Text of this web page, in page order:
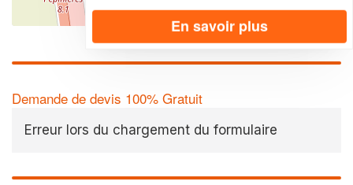
| Map data © OpenStreetMap contributors,
Demande de devis 100% Gratuit
Erreur lors du chargement du formulaire
En savoir plus